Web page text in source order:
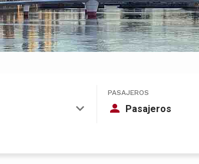
PASAJEROS
Pasajeros